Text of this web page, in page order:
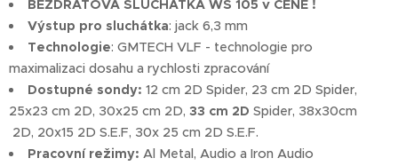
BEZDRÁTOVÁ SLUCHÁTKA WS 105 v CENĚ !
Výstup pro sluchátka: jack 6,3 mm
Technologie: GMTECH VLF - technologie pro
maximalizaci dosahu a rychlosti zpracování
Dostupné sondy: 12 cm 2D Spider, 23 cm 2D Spider,
25x23 cm 2D, 30x25 cm 2D, 33 cm 2D Spider, 38x30cm
2D, 20x15 2D S.E.F, 30x 25 cm 2D S.E.F.
Pracovní režimy: Al Metal, Audio a Iron Audio